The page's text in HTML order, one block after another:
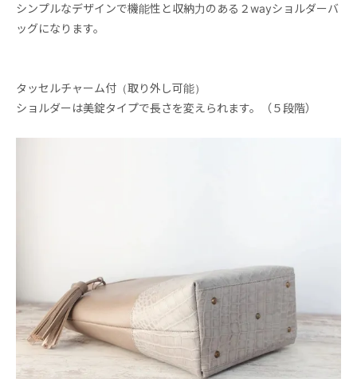
シンプルなデザインで機能性と収納力のある２wayショルダーバ
ッグになります。
タッセルチャーム付（取り外し可能）
ショルダーは美錠タイプで長さを変えられます。（５段階）